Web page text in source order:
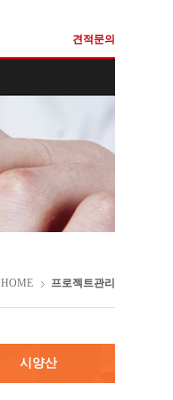
견적문의
HOME 프로젝트관리
시양산